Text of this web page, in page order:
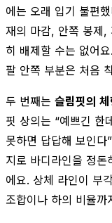
에는 오래 입기 불편
재의 마감, 안쪽 봉제,
히 배제할 수는 없어
팔 안쪽 부분은 처음
두 번째는 슬림핏의
핏 상의는 “예쁘긴 한
못하면 답답해 보인
지로 바디라인을 정돈
에요. 상체 라인이 부
조합이나 하의 비율